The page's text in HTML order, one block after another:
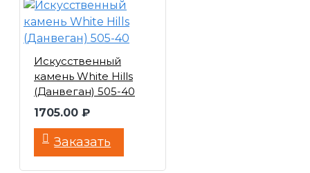
Искусственный
камень White Hills
(Данвеган) 505-40
1705.00 ₽
Заказать